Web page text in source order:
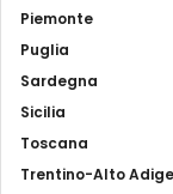
Piemonte
Puglia
Sardegna
Sicilia
Toscana
Trentino-Alto Adige